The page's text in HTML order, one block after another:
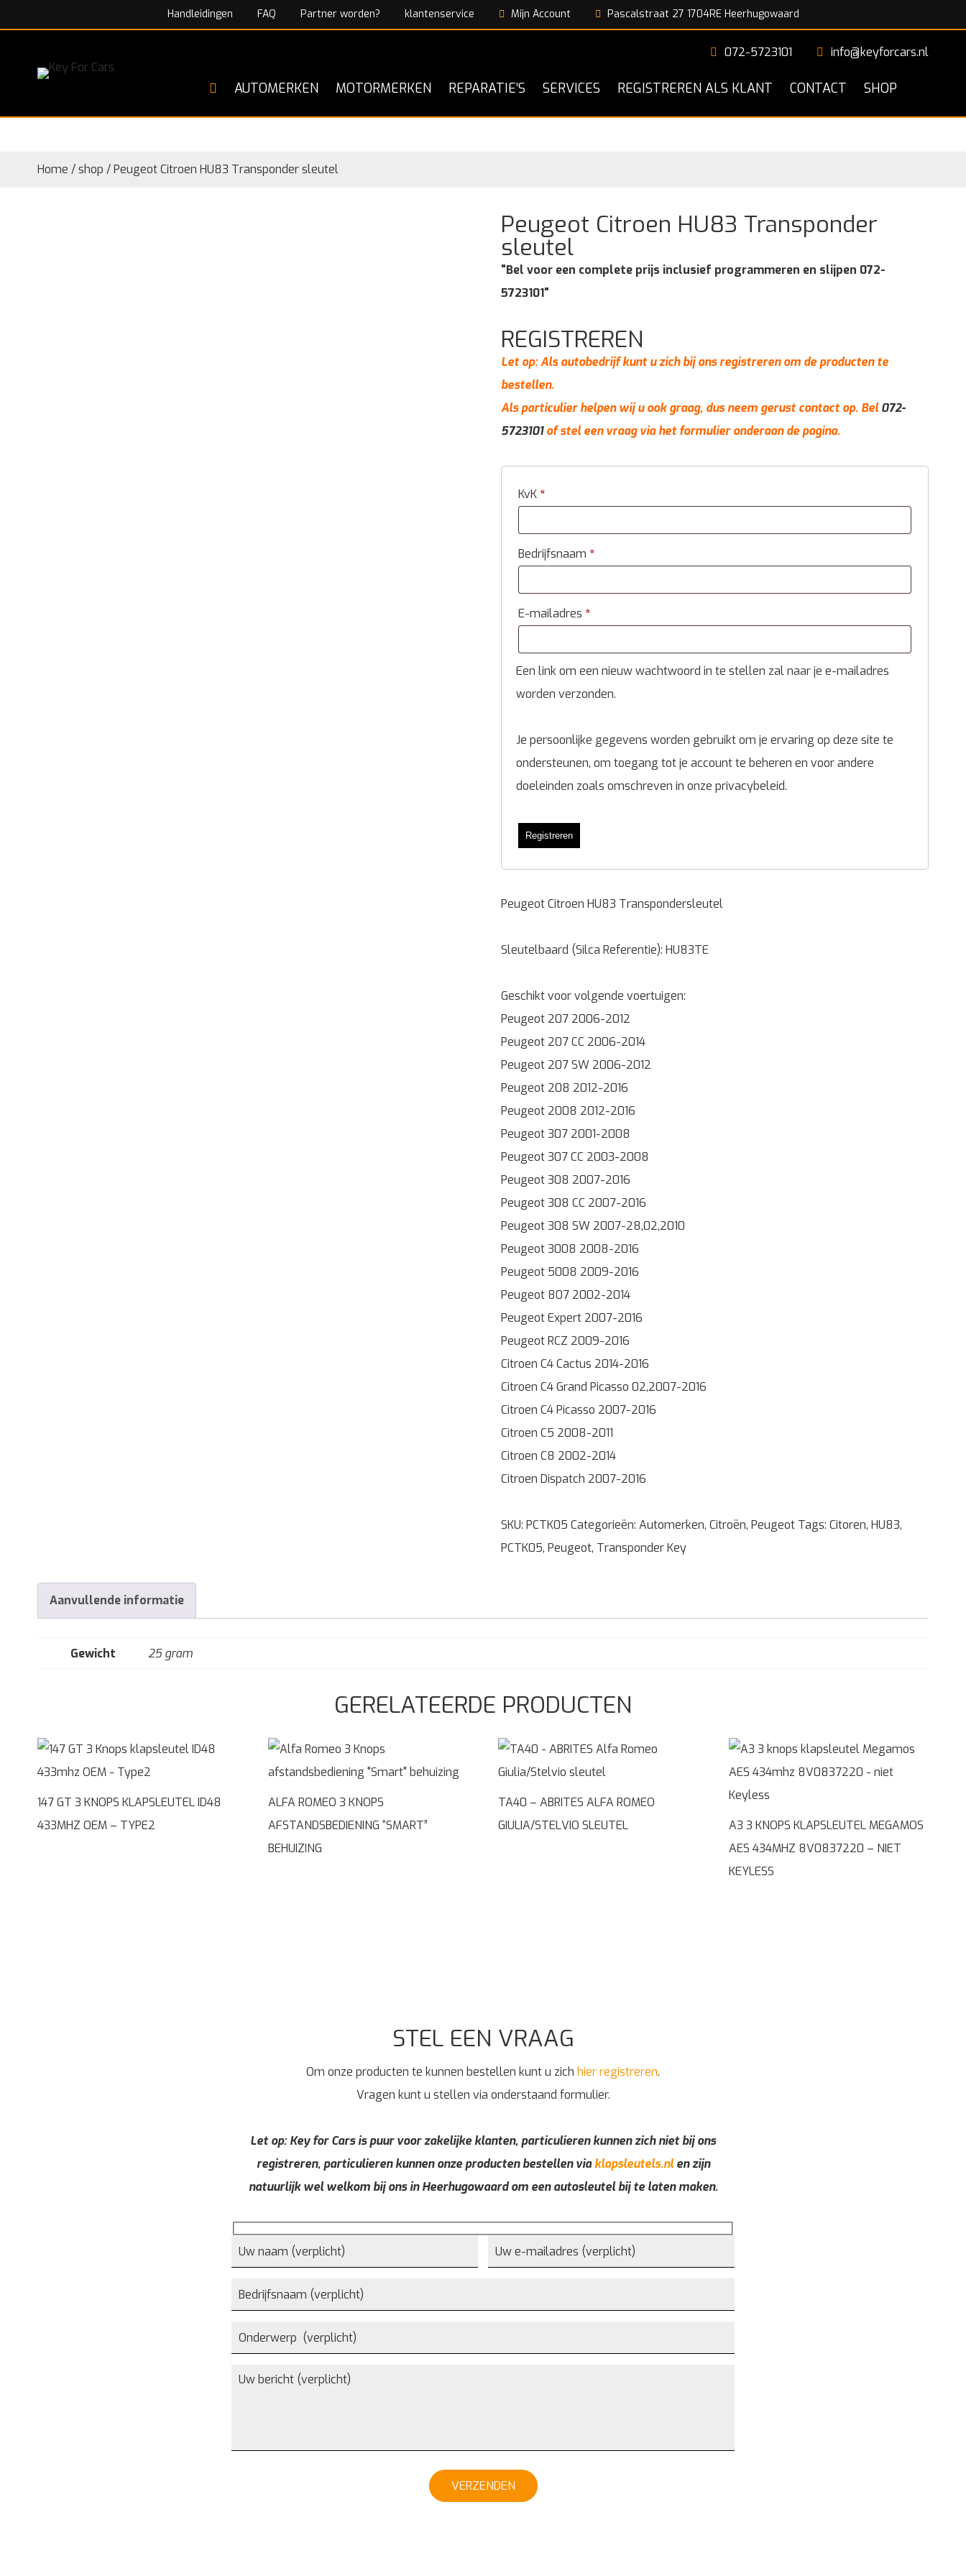
Handleidingen FAQ Partner worden? klantenservice Mijn Account Pascalstraat 27 1704RE Heerhugowaard
072-5723101 info@keyforcars.nl
AUTOMERKEN MOTORMERKEN REPARATIE’S SERVICES REGISTREREN ALS KLANT CONTACT SHOP
Home /shop /Peugeot Citroen HU83 Transponder sleutel
Peugeot Citroen HU83 Transponder
sleutel
"Bel voor een complete prijs inclusief programmeren en slijpen 072-
5723101"
REGISTREREN
Let op: Als autobedrijf kunt u zich bij ons registreren om de producten te
bestellen.
Als particulier helpen wij u ook graag, dus neem gerust contact op. Bel072-
5723101of stel een vraag via het formulier onderaan de pagina.
KvK *
Bedrijfsnaam *
E-mailadres *
Een link om een nieuw wachtwoord in te stellen zal naar je e-mailadres
worden verzonden.
Je persoonlijke gegevens worden gebruikt om je ervaring op deze site te
ondersteunen, om toegang tot je account te beheren en voor andere
doeleinden zoals omschreven in onze privacybeleid.
Registreren
Peugeot Citroen HU83 Transpondersleutel
Sleutelbaard (Silca Referentie): HU83TE
Geschikt voor volgende voertuigen:
Peugeot 207 2006-2012
Peugeot 207 CC 2006-2014
Peugeot 207 SW 2006-2012
Peugeot 208 2012-2016
Peugeot 2008 2012-2016
Peugeot 307 2001-2008
Peugeot 307 CC 2003-2008
Peugeot 308 2007-2016
Peugeot 308 CC 2007-2016
Peugeot 308 SW 2007-28,02,2010
Peugeot 3008 2008-2016
Peugeot 5008 2009-2016
Peugeot 807 2002-2014
Peugeot Expert 2007-2016
Peugeot RCZ 2009-2016
Citroen C4 Cactus 2014-2016
Citroen C4 Grand Picasso 02,2007-2016
Citroen C4 Picasso 2007-2016
Citroen C5 2008-2011
Citroen C8 2002-2014
Citroen Dispatch 2007-2016
SKU: PCTK05 Categorieën: Automerken, Citroën, Peugeot Tags: Citoren, HU83,
PCTK05, Peugeot, Transponder Key
Aanvullende informatie
Gewicht 25 gram
GERELATEERDE PRODUCTEN
147 GT 3 KNOPS KLAPSLEUTEL ID48
433MHZ OEM – TYPE2
ALFA ROMEO 3 KNOPS
AFSTANDSBEDIENING “SMART”
BEHUIZING
TA40 – ABRITES ALFA ROMEO
GIULIA/STELVIO SLEUTEL
A3 3 KNOPS KLAPSLEUTEL MEGAMOS
AES 434MHZ 8V0837220 – NIET
KEYLESS
STEL EEN VRAAG
Om onze producten te kunnen bestellen kunt u zich hier registreren.
Vragen kunt u stellen via onderstaand formulier.
Let op: Key for Cars is puur voor zakelijke klanten, particulieren kunnen zich niet bij ons
registreren, particulieren kunnen onze producten bestellen viaklapsleutels.nlen zijn
natuurlijk wel welkom bij ons in Heerhugowaard om een autosleutel bij te laten maken.
VERZENDEN